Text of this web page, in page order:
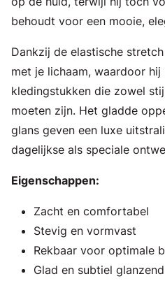
behoudt voor een mooie,
Dankzij de elastische
met je lichaam, waardoor
kledingstukken die zowel
moeten zijn. Het gladde
glans geven een luxe
dagelijkse als speciale
Eigenschappen:
Zacht en comfortabel
Stevig en vormvast
Rekbaar voor optimale
Glad en subtiel glanzend